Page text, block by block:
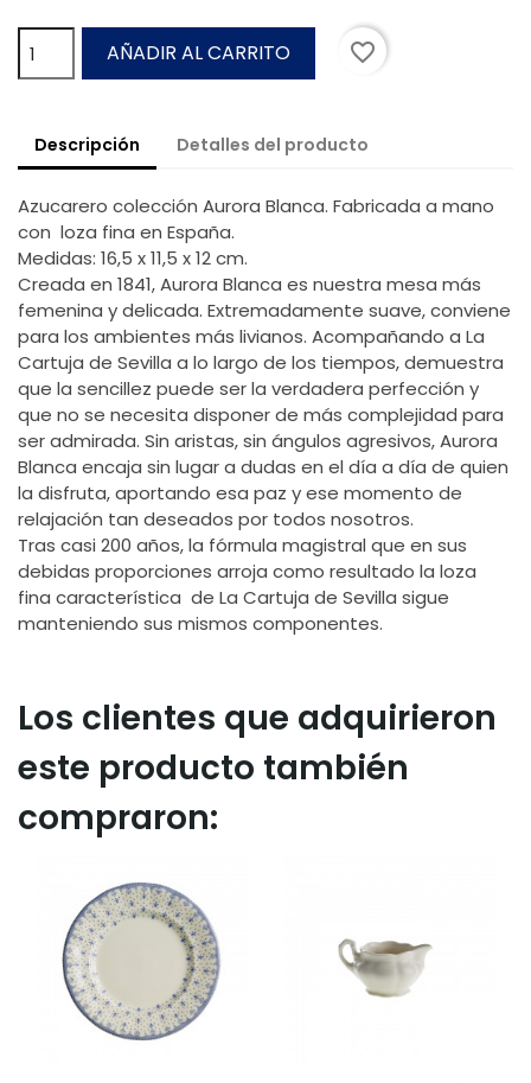
AÑADIR AL CARRITO favorite_border
Descripción Detalles del producto
Azucarero colección Aurora Blanca. Fabricada a mano
con loza fina en España.
Medidas: 16,5 x 11,5 x 12 cm.
Creada en 1841, Aurora Blanca es nuestra mesa más
femenina y delicada. Extremadamente suave, conviene
para los ambientes más livianos. Acompañando a La
Cartuja de Sevilla a lo largo de los tiempos, demuestra
que la sencillez puede ser la verdadera perfección y
que no se necesita disponer de más complejidad para
ser admirada. Sin aristas, sin ángulos agresivos, Aurora
Blanca encaja sin lugar a dudas en el día a día de quien
la disfruta, aportando esa paz y ese momento de
relajación tan deseados por todos nosotros.
Tras casi 200 años, la fórmula magistral que en sus
debidas proporciones arroja como resultado la loza
fina característica de La Cartuja de Sevilla sigue
manteniendo sus mismos componentes.
Los clientes que adquirieron
este producto también
compraron: